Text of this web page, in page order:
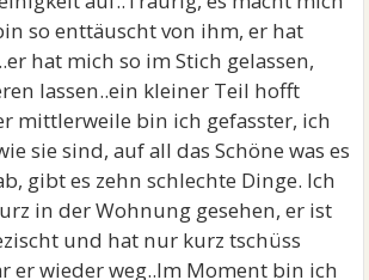
so enttäuscht von ihm, er hat
hat mich so im Stich gelassen,
lassen..ein kleiner Teil hofft
mittlerweile bin ich gefasster, ich
sie sind, auf all das Schöne was es
gibt es zehn schlechte Dinge. Ich
in der Wohnung gesehen, er ist
und hat nur kurz tschüss
er wieder weg..Im Moment bin ich